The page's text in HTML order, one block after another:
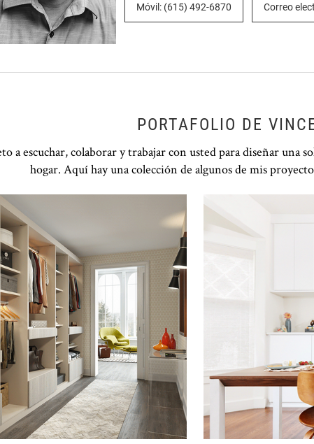
Móvil: (615) 492-6870 Correo
PORTAFOLIO DE
a escuchar, colaborar y trabajar con usted para diseñar una
hogar. Aquí hay una colección de algunos de mis
la presentación